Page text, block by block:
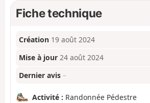
Fiche technique
Création 19 août 2024
Mise à jour 24 août 2024
Dernier avis –
Activité : Randonnée Pédestre